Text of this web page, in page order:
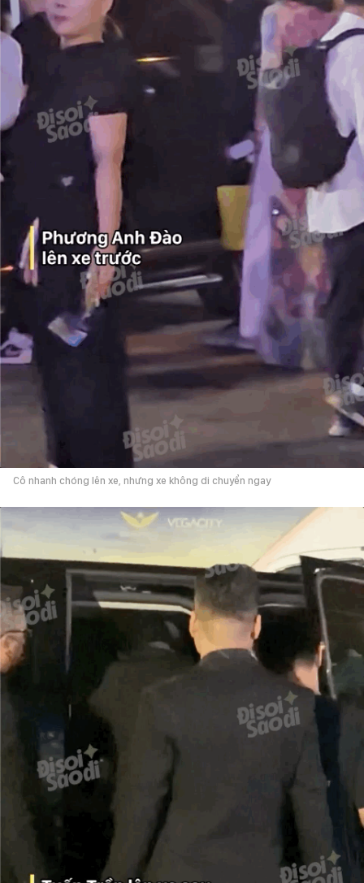
Cô nhanh chóng lên xe, nhưng xe không di chuyển ngay